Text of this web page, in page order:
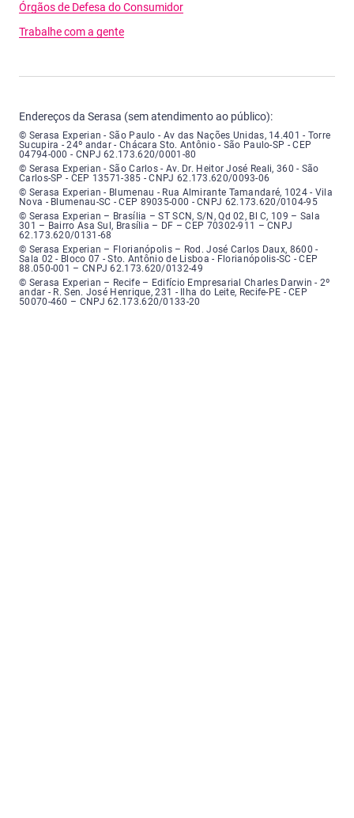
Órgãos de Defesa do Consumidor
Trabalhe com a gente
Endereços da Serasa (sem atendimento ao público):
Serasa Experian - São Paulo - Endereço: Avenida das Nações Unidas,
© Serasa Experian - São Paulo - Av das Nações Unidas, 14.401 - Torre
Sucupira - 24º andar - Chácara Sto. Antônio - São Paulo-SP - CEP
04794-000 - CNPJ 62.173.620/0001-80
Serasa Experian - São Carlos - Endereço: Avenida Doutor Heitor José
© Serasa Experian - São Carlos - Av. Dr. Heitor José Reali, 360 - São
Carlos-SP - CEP 13571-385 - CNPJ 62.173.620/0093-06
Serasa Experian - Blumenau - Endereço: Rua Almirante Tamandaré,
© Serasa Experian - Blumenau - Rua Almirante Tamandaré, 1024 - Vila
Nova - Blumenau-SC - CEP 89035-000 - CNPJ 62.173.620/0104-95
Serasa Experian - Brasília, Endereço: Setor Comercial Norte, sem
© Serasa Experian – Brasília – ST SCN, S/N, Qd 02, Bl C, 109 – Sala
301 – Bairro Asa Sul, Brasília – DF – CEP 70302-911 – CNPJ
62.173.620/0131-68
Serasa Experian - Florianópolis, Endereço: Rodovia José Carlos, número
© Serasa Experian – Florianópolis – Rod. José Carlos Daux, 8600 -
Sala 02 - Bloco 07 - Sto. Antônio de Lisboa - Florianópolis-SC - CEP
88.050-001 – CNPJ 62.173.620/0132-49
Serasa Experian - Recife, Endereço: Edifício Empresarial Charles Darwin,
© Serasa Experian – Recife – Edifício Empresarial Charles Darwin - 2º
andar - R. Sen. José Henrique, 231 - Ilha do Leite, Recife-PE - CEP
50070-460 – CNPJ 62.173.620/0133-20